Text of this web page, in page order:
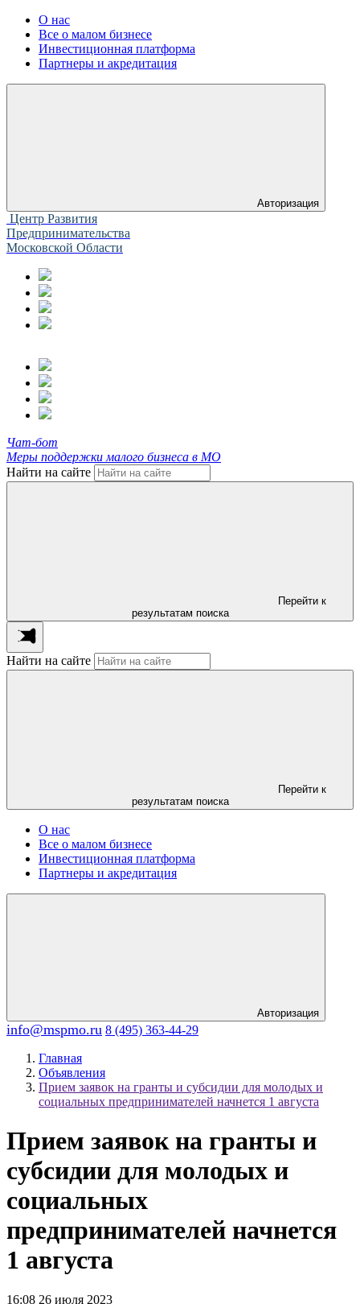
О нас
Все о малом бизнесе
Инвестиционная платформа
Партнеры и акредитация
Авторизация
Центр Развития
Предпринимательства
Московской Области
Чат-бот
Меры поддержки малого бизнеса в МО
Найти на сайте
Перейти к
результатам поиска
Найти на сайте
Перейти к
результатам поиска
О нас
Все о малом бизнесе
Инвестиционная платформа
Партнеры и акредитация
Авторизация
info@mspmo.ru 8 (495) 363-44-29
Главная
Объявления
Прием заявок на гранты и субсидии для молодых и
социальных предпринимателей начнется 1 августа
Прием заявок на гранты и
субсидии для молодых и
социальных
предпринимателей начнется
1 августа
16:08 26 июля 2023